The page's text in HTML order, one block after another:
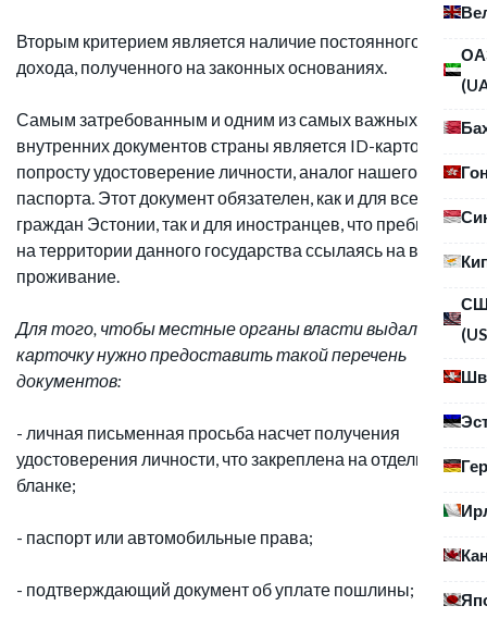
Вторым критерием является наличие постоянного
дохода, полученного на законных основаниях.
Самым затребованным и одним из самых важных
внутренних документов страны является ID-карточка, а
попросту удостоверение личности, аналог нашего
паспорта. Этот документ обязателен, как и для всех
граждан Эстонии, так и для иностранцев, что пребывают
на территории данного государства ссылаясь на вид на
проживание.
Для того, чтобы местные органы власти выдали ID-
карточку нужно предоставить такой перечень
документов:
- личная письменная просьба насчет получения
удостоверения личности, что закреплена на отдельном
бланке;
- паспорт или автомобильные права;
- подтверждающий документ об уплате пошлины;